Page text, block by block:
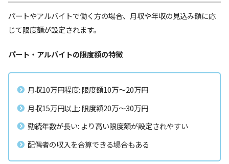
パートやアルバイトで働く方の場合、月収や年収の見込み額に応
じて限度額が設定されます。
パート・アルバイトの限度額の特徴
月収10万円程度: 限度額10万～20万円
月収15万円以上: 限度額20万～30万円
勤続年数が長い: より高い限度額が設定されやすい
配偶者の収入を合算できる場合もある